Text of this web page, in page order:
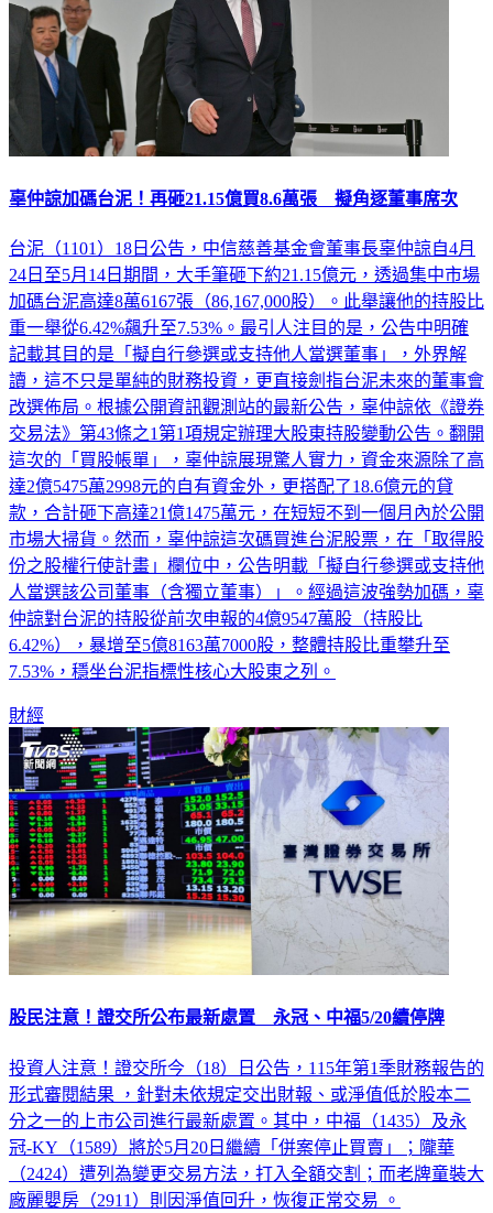
台泥（1101）18日公告，中信慈善基金會董事長辜仲諒自4月
24日至5月14日期間，大手筆砸下約21.15億元，透過集中市場
加碼台泥高達8萬6167張（86,167,000股）。此舉讓他的持股比
重一舉從6.42%飆升至7.53%。最引人注目的是，公告中明確
記載其目的是「擬自行參選或支持他人當選董事」，外界解
讀，這不只是單純的財務投資，更直接劍指台泥未來的董事會
改選佈局。根據公開資訊觀測站的最新公告，辜仲諒依《證券
交易法》第43條之1第1項規定辦理大股東持股變動公告。翻開
這次的「買股帳單」，辜仲諒展現驚人實力，資金來源除了高
達2億5475萬2998元的自有資金外，更搭配了18.6億元的貸
款，合計砸下高達21億1475萬元，在短短不到一個月內於公開
市場大掃貨。然而，辜仲諒這次碼買進台泥股票，在「取得股
份之股權行使計畫」欄位中，公告明載「擬自行參選或支持他
人當選該公司董事（含獨立董事）」。經過這波強勢加碼，辜
仲諒對台泥的持股從前次申報的4億9547萬股（持股比
6.42%），暴增至5億8163萬7000股，整體持股比重攀升至
財經
投資人注意！證交所今（18）日公告，115年第1季財務報告的
形式審閱結果 ，針對未依規定交出財報、或淨值低於股本二
分之一的上市公司進行最新處置。其中，中福（1435）及永
冠-KY（1589）將於5月20日繼續「併案停止買賣」；隴華
（2424）遭列為變更交易方法，打入全額交割；而老牌童裝大